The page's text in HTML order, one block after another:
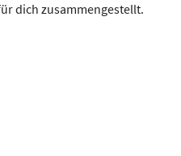
dich zusammengestellt.